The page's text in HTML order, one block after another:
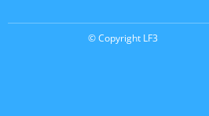
© Copyright LF3